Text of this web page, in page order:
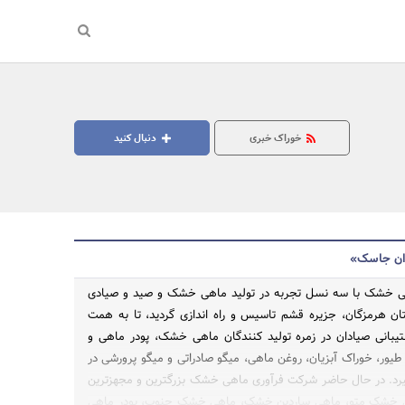
دنبال کنید خوراک خبری
جاسک»
خشک با سه نسل تجربه در تولید ماهی خشک و صید و صیادی
در استان هرمزگان، جزیره قشم تاسیس و راه اندازی گردید، تا به همت
صیادان در زمره تولید کنندگان ماهی خشک، پودر ماهی و
خوراک آبزیان، روغن ماهی، میگو صادراتی و میگو پرورشی در
در حال حاضر شرکت فرآوری ماهی خشک بزرگترین و مجهزترین